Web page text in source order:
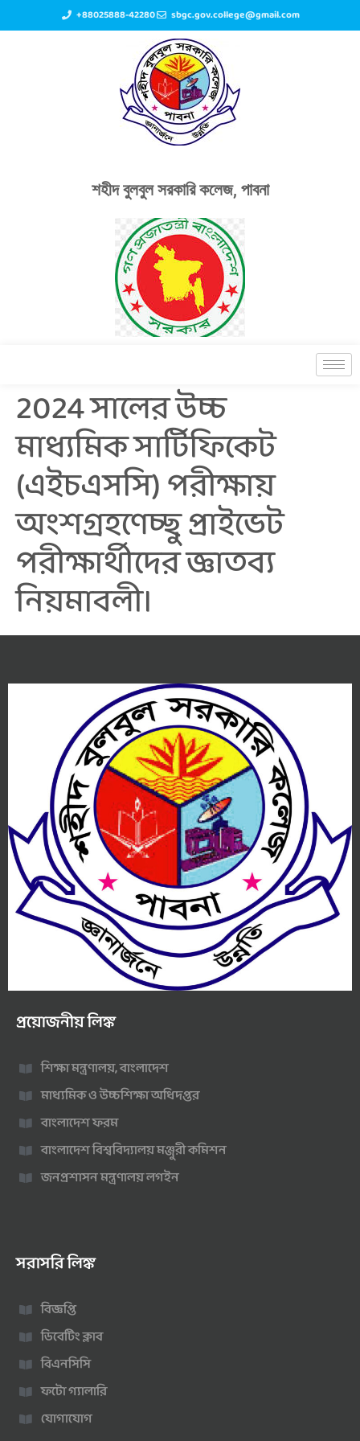
+88025888-42280 sbgc.gov.college@gmail.com
শহীদ বুলবুল সরকারি কলেজ, পাবনা
2024 সালের উচ্চ
মাধ্যমিক সার্টিফিকেট
(এইচএসসি) পরীক্ষায়
অংশগ্রহণেচ্ছু প্রাইভেট
পরীক্ষার্থীদের জ্ঞাতব্য
নিয়মাবলী।
প্রয়োজনীয় লিঙ্ক
শিক্ষা মন্ত্রণালয়, বাংলাদেশ
মাধ্যমিক ও উচ্চশিক্ষা অধিদপ্তর
বাংলাদেশ ফরম
বাংলাদেশ বিশ্ববিদ্যালয় মঞ্জুরী কমিশন
জনপ্রশাসন মন্ত্রণালয় লগইন
সরাসরি লিঙ্ক
বিজ্ঞপ্তি
ডিবেটিং ক্লাব
বিএনসিসি
ফটো গ্যালারি
যোগাযোগ